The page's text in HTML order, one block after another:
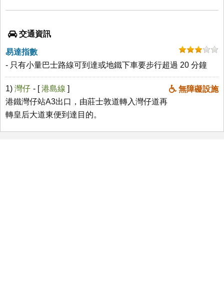
交通資訊
易達指數
- 只有小量巴士路線可到達或地鐵下車要步行超過 20 分鐘
1) 灣仔 無障礙設施
- [港島線 ]
港鐵灣仔站A3出口，由莊士敦道轉入灣仔道再
轉皇后大道東便到達目的。